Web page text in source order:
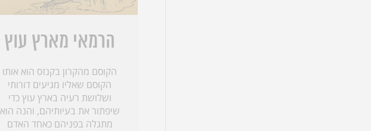
הרמאי מארץ עוץ
הקוסם מהקרון בקנזס הוא אותו
הקוסם שאליו מגיעים דורותי
ושלושת רעיה בארץ עוץ כדי
שיפתור את בעיותיהם, והנה הוא
מתגלה בפניהם כאחד האדם